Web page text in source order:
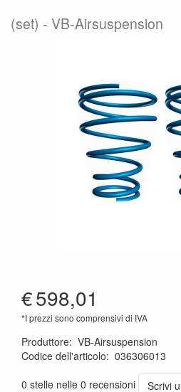
(set) VB-Airsuspension
€598,01
*I prezzi sono comprensivi di IVA
Produttore: VB-Airsuspension
Codice dell'articolo: 036306013
0 stelle nelle 0 recensioni
Scrivi